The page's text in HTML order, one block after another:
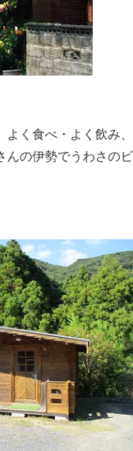
く食べ・よく飲み、
んの伊勢でうわさのビ